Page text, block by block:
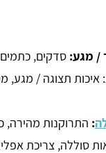
/ מגע: סדקים, כתמים,
איכות תצוגה / מגע,
: התרוקנות מהירה,
סוללה, צריכת